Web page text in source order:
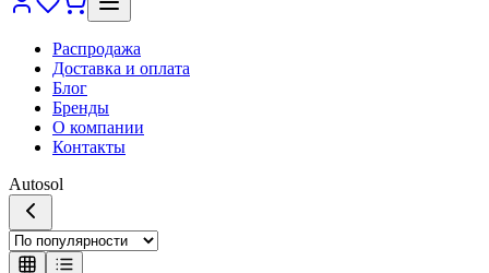
Распродажа
Доставка и оплата
Блог
Бренды
О компании
Контакты
Autosol